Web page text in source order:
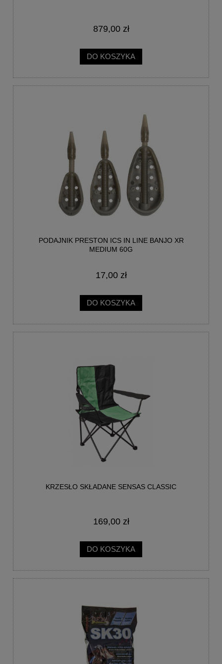
879,00 zł
DO KOSZYKA
PODAJNIK PRESTON ICS IN LINE BANJO XR
MEDIUM 60G
17,00 zł
DO KOSZYKA
KRZESŁO SKŁADANE SENSAS CLASSIC
169,00 zł
DO KOSZYKA